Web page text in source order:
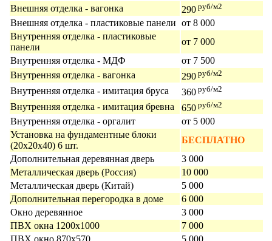
Внешняя отделка - вагонка 290 руб/м2
Внешняя отделка - пластиковые панели от 8 000
Внутренняя отделка - пластиковые
панели
от 7 000
Внутренняя отделка - МДФ
от 7 500
Внутренняя отделка - вагонка
290 руб/м2
Внутренняя отделка - имитация бруса 360 руб/м2
Внутренняя отделка - имитация бревна 650 руб/м2
Внутренняя отделка - оргалит
от 5 000
Установка на фундаментные блоки
(20х20х40) 6 шт.
БЕСПЛАТНО
Дополнительная деревянная дверь
3 000
Металлическая дверь (Россия)
10 000
Металлическая дверь (Китай)
5 000
Дополнительная перегородка в доме
6 000
Окно деревянное
3 000
ПВХ окна 1200х1000
7 000
ПВХ окно 870х570
5 000